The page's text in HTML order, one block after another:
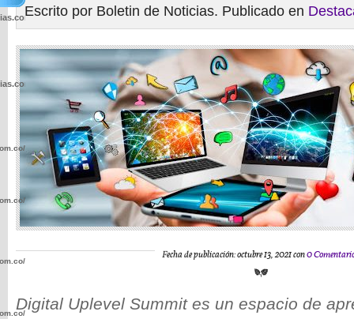
Escrito por Boletin de Noticias. Publicado en
Fecha de publicación: octubre 13, 2021 con0
Digital Uplevel Summit es un espacio de
wp-
wp-
wp-
wp-
wp-
wp-